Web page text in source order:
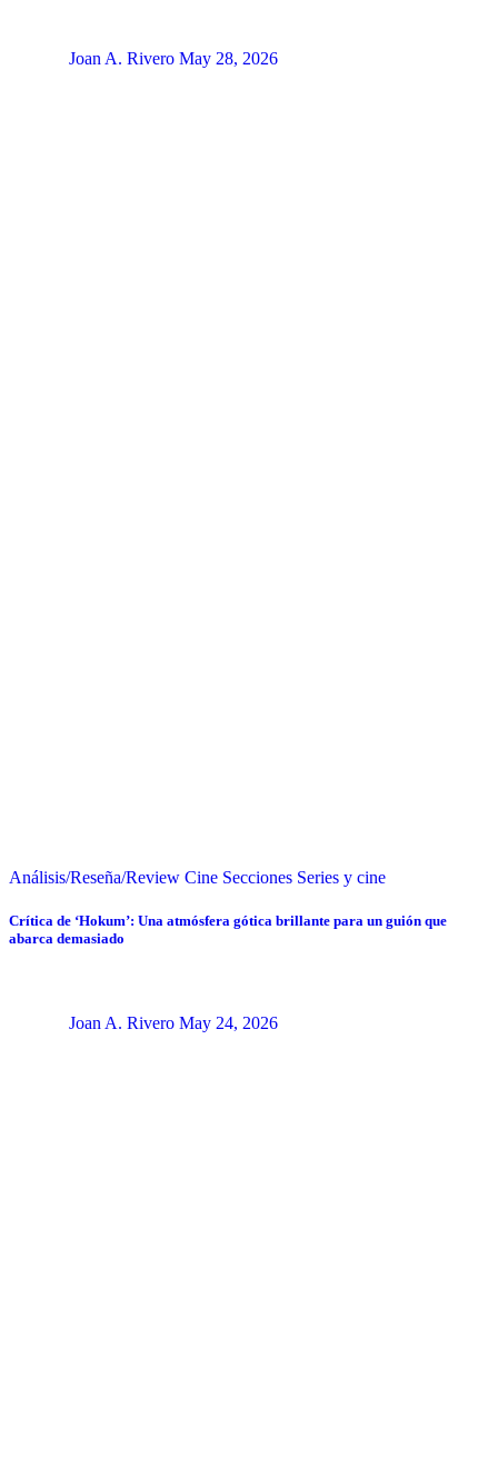
Joan A. Rivero May 28, 2026
Análisis/Reseña/Review Cine Secciones Series y cine
Crítica de ‘Hokum’: Una atmósfera gótica brillante para un guión que
abarca demasiado
Joan A. Rivero May 24, 2026